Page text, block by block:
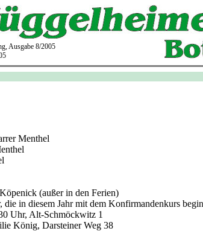
Ausgabe 8/2005
Menthel
(außer in den Ferien)
die in diesem Jahr mit dem Konfirmandenkurs
Uhr, Alt-Schmöckwitz 1
König, Darsteiner Weg 38